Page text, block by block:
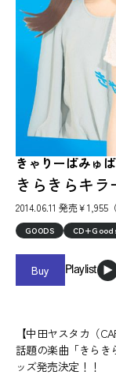
きゃりーぱみゅ
きらきらキラ
2014.06.11 発売￥
GOODS
Buy Playlist
【中田ヤスタカ（
話題の楽曲「きらき
ッズ発売決定！！